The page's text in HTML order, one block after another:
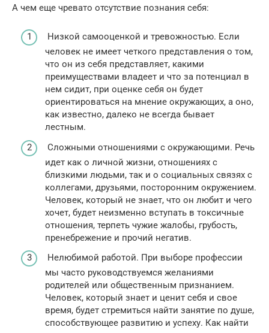
А чем еще чревато отсутствие познания себя:
Низкой самооценкой и тревожностью. Если
человек не имеет четкого представления о том,
что он из себя представляет, какими
преимуществами владеет и что за потенциал в
нем сидит, при оценке себя он будет
ориентироваться на мнение окружающих, а оно,
как известно, далеко не всегда бывает
лестным.
Сложными отношениями с окружающими. Речь
идет как о личной жизни, отношениях с
близкими людьми, так и о социальных связях с
коллегами, друзьями, посторонним окружением.
Человек, который не знает, что он любит и чего
хочет, будет неизменно вступать в токсичные
отношения, терпеть чужие жалобы, грубость,
пренебрежение и прочий негатив.
Нелюбимой работой. При выборе профессии
мы часто руководствуемся желаниями
родителей или общественным признанием.
Человек, который знает и ценит себя и свое
время, будет стремиться найти занятие по душе,
способствующее развитию и успеху. Как найти